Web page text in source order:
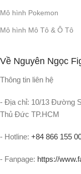
Mô hình Pokemon
Mô hình Mô Tô & Ô Tô
Về Nguyên Ngọc
Thông tin liên hệ
- Địa chỉ: 10/13 Đường
Thủ Đức TP.HCM
- Hotline: +84 866 155
- Fanpage: https://